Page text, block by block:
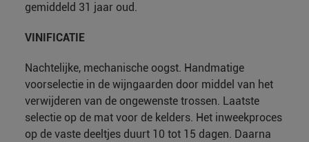
gemiddeld 31 jaar oud.
VINIFICATIE
Nachtelijke, mechanische oogst. Handmatige
voorselectie in de wijngaarden door middel van het
verwijderen van de ongewenste trossen. Laatste
selectie op de mat voor de kelders. Het inweekproces
op de vaste deeltjes duurt 10 tot 15 dagen. Daarna